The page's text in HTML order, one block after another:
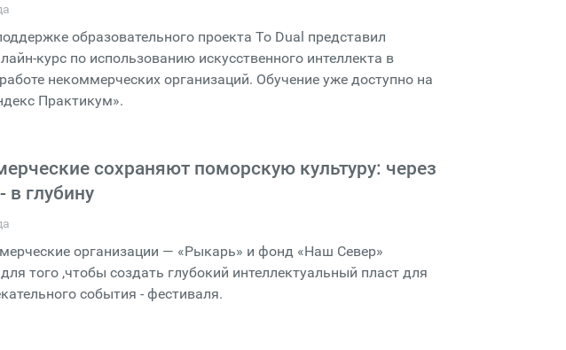
образовательного проекта To Dual представил
курс по использованию искусственного интеллекта в
некоммерческих организаций. Обучение уже доступно на
Практикум».
сохраняют поморскую культуру: через
в глубину
организации — «Рыкарь» и фонд «Наш Север»
того ,чтобы создать глубокий интеллектуальный пласт для
события - фестиваля.